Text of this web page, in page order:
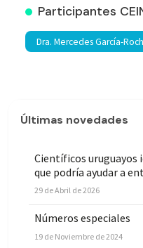
Participantes
Dra. Mercedes García-
Últimas novedades
Científicos uruguayos
que podría ayudar a
29 de Abril de 2026
Números especiales
19 de Noviembre de 2024